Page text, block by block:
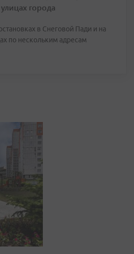
улицах города
в Снеговой Пади и на
по нескольким адресам